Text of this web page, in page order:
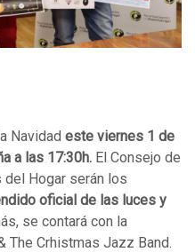
Navidad este viernes 1 de
a las 17:30h. El Consejo de
del Hogar serán los
oficial de las luces y
se contará con la
Crhistmas Jazz Band.